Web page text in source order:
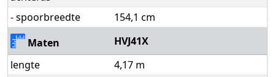
- spoorbreedte
154,1 cm
Maten
HVJ41X
lengte
4,17 m